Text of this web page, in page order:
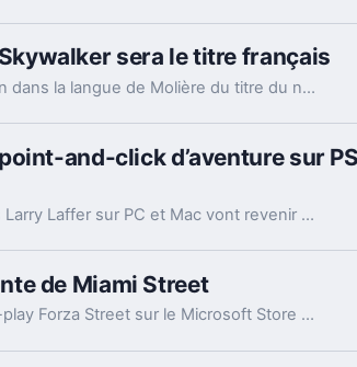
sera le titre français
Disney et Lucasfilm dévoilent la traduction dans la langue de Molière du titre du neuvième long-métrage de la saga Star Wars.
and-click d’aventure sur
Les dernières péripéties du geek pervers Larry Laffer sur PC et Mac vont revenir durant l'été avec un portage de Leisure Suit Larry : Wet Dreams Don’t Dry sur les consoles de Sony et Nintendo.
de Miami Street
Le studio Electric Square lance le free-to-play Forza Street sur le Microsoft Store via Windows 10.